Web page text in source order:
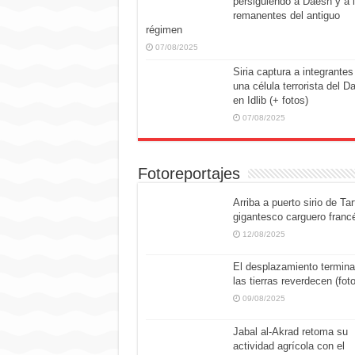
remanentes del antiguo
régimen
07/08/2025
Siria captura a integrantes
una célula terrorista del
en Idlib (+ fotos)
07/08/2025
Fotoreportajes
Arriba a puerto sirio de
gigantesco carguero
12/08/2025
El desplazamiento
las tierras reverdecen
09/08/2025
Jabal al-Akrad retoma su
actividad agrícola con el